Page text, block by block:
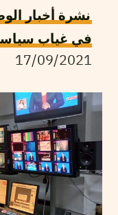
نشرة أخبار
في غياب
17/09/2021